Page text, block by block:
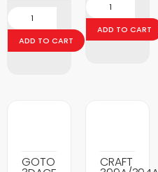
ADD TO CART
ADD TO CART
GOTO CRAFT